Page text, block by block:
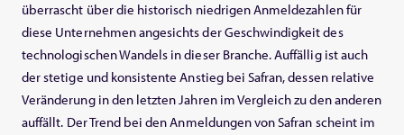
überrascht über die historisch niedrigen Anmeldezahlen für
diese Unternehmen angesichts der Geschwindigkeit des
technologischen Wandels in dieser Branche. Auffällig ist auch
der stetige und konsistente Anstieg bei Safran, dessen relative
Veränderung in den letzten Jahren im Vergleich zu den anderen
auffällt. Der Trend bei den Anmeldungen von Safran scheint im